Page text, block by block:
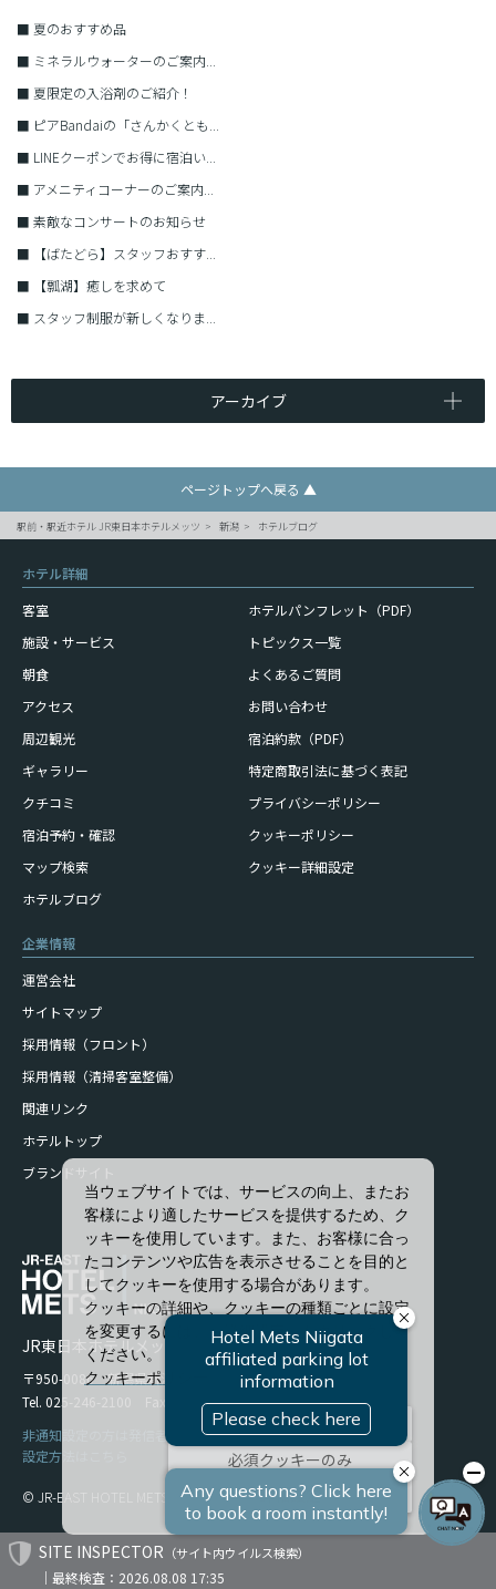
■ 夏のおすすめ品
■ ミネラルウォーターのご案内...
■ 夏限定の入浴剤のご紹介！
■ ピアBandaiの「さんかくとも...
■ LINEクーポンでお得に宿泊い...
■ アメニティコーナーのご案内...
■ 素敵なコンサートのお知らせ
■
【ばたどら】スタッフおすす...
■
【瓢湖】癒しを求めて
■ スタッフ制服が新しくなりま...
アーカイブ
ページトップへ戻る ▲
駅前・駅近ホテル JR東日本ホテルメッツ 新潟 ホテルブログ
ホテル詳細
客室
施設・サービス
朝食
アクセス
周辺観光
ギャラリー
クチコミ
宿泊予約・確認
マップ検索
ホテルブログ
ホテルパンフレット（PDF）
トピックス一覧
よくあるご質問
お問い合わせ
宿泊約款（PDF）
特定商取引法に基づく表記
プライバシーポリシー
クッキーポリシー
クッキー詳細設定
企業情報
運営会社
サイトマップ
採用情報（フロント）
採用情報（清掃客室整備）
関連リンク
ホテルトップ
ブランドサイト
JR東日本ホテルメッツ 新潟
〒950-0086 新潟県新潟市中央区花園1-96-47
Tel. 025-246-2100 Fax. 025-246-2114
非通知設定の方は発信者番号を設定の上お電話ください。
設定方法はこちら
© JR-EAST HOTEL METS
SITE INSPECTOR （サイト内ウイルス検索）
｜最終検査：2026.08.08 17:35
当ウェブサイトでは、サービスの向上、またお
客様により適したサービスを提供するため、ク
ッキーを使用しています。また、お客様に合っ
たコンテンツや広告を表示させることを目的と
してクッキーを使用する場合があります。
クッキーの詳細や、クッキーの種類ごとに設定
を変更するには、「詳細設定」をクリックして
ください。
クッキーポリシー
すべて許可
必須クッキーのみ
詳細設定